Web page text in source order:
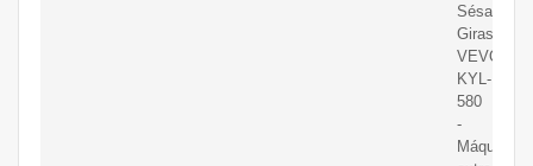
Sésamo
Girasol
VEVOR
KYL-
580
-
Máquina